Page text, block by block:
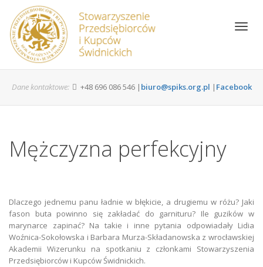
Dane kontaktowe: +48 696 086 546 | biuro@spiks.org.pl | Facebook
Mężczyzna perfekcyjny
Dlaczego jednemu panu ładnie w błękicie, a drugiemu w różu? Jaki
fason buta powinno się zakładać do garnituru? Ile guzików w
marynarce zapinać? Na takie i inne pytania odpowiadały Lidia
Woźnica-Sokołowska i Barbara Murza-Składanowska z wrocławskiej
Akademii Wizerunku na spotkaniu z członkami Stowarzyszenia
Przedsiębiorców i Kupców Świdnickich.